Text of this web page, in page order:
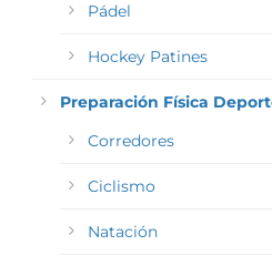
Pádel
Hockey Patines
Preparación Física
Corredores
Ciclismo
Natación